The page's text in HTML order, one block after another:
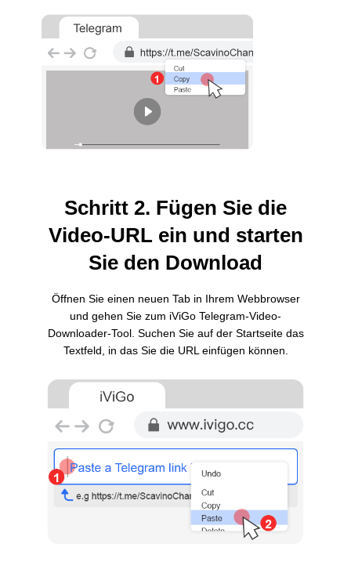
Schritt 2. Fügen Sie die
Video-URL ein und starten
Sie den Download
Öffnen Sie einen neuen Tab in Ihrem Webbrowser
und gehen Sie zum iViGo Telegram-Video-
Downloader-Tool. Suchen Sie auf der Startseite das
Textfeld, in das Sie die URL einfügen können.